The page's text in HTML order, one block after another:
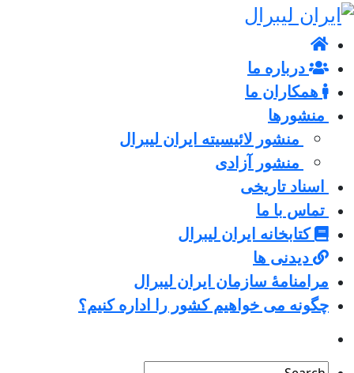
درباره ما
همکاران ما
منشورها
منشور لائیسیته ایران لیبرال
منشور آزادی
اسناد تاریخی
تماس با ما
کتابخانه ایران لیبرال
دیدنی ها
مرامنامۀ سازمان ایران لیبرال
چگونه می خواهیم کشور را اداره کنیم؟